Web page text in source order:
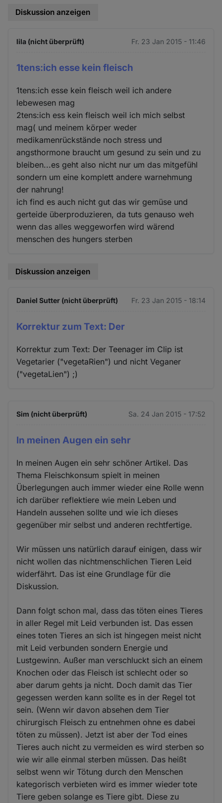
Diskussion anzeigen
lila (nicht überprüft) Fr. 23 Jan 2015 - 11:46
1tens:ich esse kein fleisch
1tens:ich esse kein fleisch weil ich andere
lebewesen mag
2tens:ich ess kein fleisch weil ich mich selbst
mag( und meinem körper weder
medikamenrückstände noch stress und
angsthormone braucht um gesund zu sein und zu
bleiben...es geht also nicht nur um das mitgefühl
sondern um eine komplett andere warnehmung
der nahrung!
ich find es auch nicht gut das wir gemüse und
gerteide überproduzieren, da tuts genauso weh
wenn das alles weggeworfen wird wärend
menschen des hungers sterben
Diskussion anzeigen
Daniel Sutter (nicht überprüft) Fr. 23 Jan 2015 - 18:14
Korrektur zum Text: Der
Korrektur zum Text: Der Teenager im Clip ist
Vegetarier ("vegetaRien") und nicht Veganer
("vegetaLien") ;)
Sim (nicht überprüft) Sa. 24 Jan 2015 - 17:52
In meinen Augen ein sehr
In meinen Augen ein sehr schöner Artikel. Das
Thema Fleischkonsum spielt in meinen
Überlegungen auch immer wieder eine Rolle wenn
ich darüber reflektiere wie mein Leben und
Handeln aussehen sollte und wie ich dieses
gegenüber mir selbst und anderen rechtfertige.
Wir müssen uns natürlich darauf einigen, dass wir
nicht wollen das nichtmenschlichen Tieren Leid
widerfährt. Das ist eine Grundlage für die
Diskussion.
Dann folgt schon mal, dass das töten eines Tieres
in aller Regel mit Leid verbunden ist. Das essen
eines toten Tieres an sich ist hingegen meist nicht
mit Leid verbunden sondern Energie und
Lustgewinn. Außer man verschluckt sich an einem
Knochen oder das Fleisch ist schlecht oder so
aber darum gehts ja nicht. Doch damit das Tier
gegessen werden kann sollte es in der Regel tot
sein. (Wenn wir davon absehen dem Tier
chirurgisch Fleisch zu entnehmen ohne es dabei
töten zu müssen). Jetzt ist aber der Tod eines
Tieres auch nicht zu vermeiden es wird sterben so
wie wir alle einmal sterben müssen. Das heißt
selbst wenn wir Tötung durch den Menschen
kategorisch verbieten wird es immer wieder tote
Tiere geben solange es Tiere gibt. Diese zu